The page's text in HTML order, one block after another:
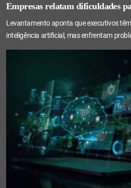
Empresas relatam dificuldades
Levantamento aponta que executivos
inteligência artificial, mas enfrentam